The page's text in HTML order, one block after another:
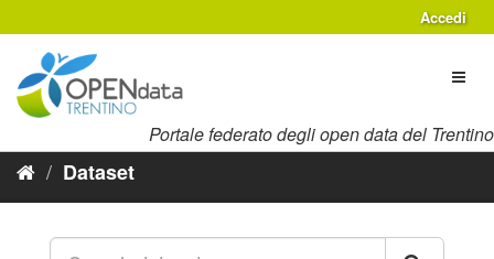
al
contenuto
Accedi
Portale federato degli open data del Trentino
Dataset